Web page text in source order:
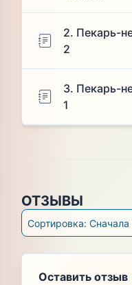
2. Пекарь-
2
3. Пекарь-
1
ОТЗЫВЫ
Сортировка:
Оставить отзыв